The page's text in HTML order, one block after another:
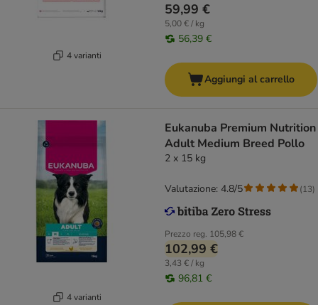
4 varianti
59,99 €
5,00 € / kg
56,39 €
Aggiungi al carrello
4 varianti
Eukanuba Premium Nutrition
Adult Medium Breed Pollo
2 x 15 kg
Prezzo reg. 105,98 €
102,99 €
3,43 € / kg
96,81 €
Valutazione: 4.8/5 (13)